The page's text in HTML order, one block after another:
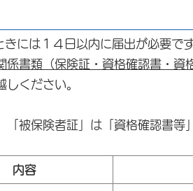
には１４日以内に届出が必要です
係書類（保険証・資格確認書・
ください。
被保険者証」は「資格確認書等
内容